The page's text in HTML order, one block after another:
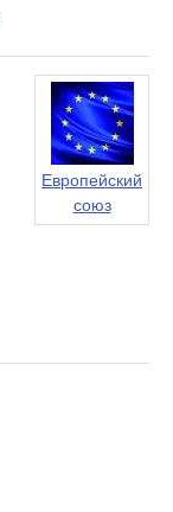
Европейский
союз